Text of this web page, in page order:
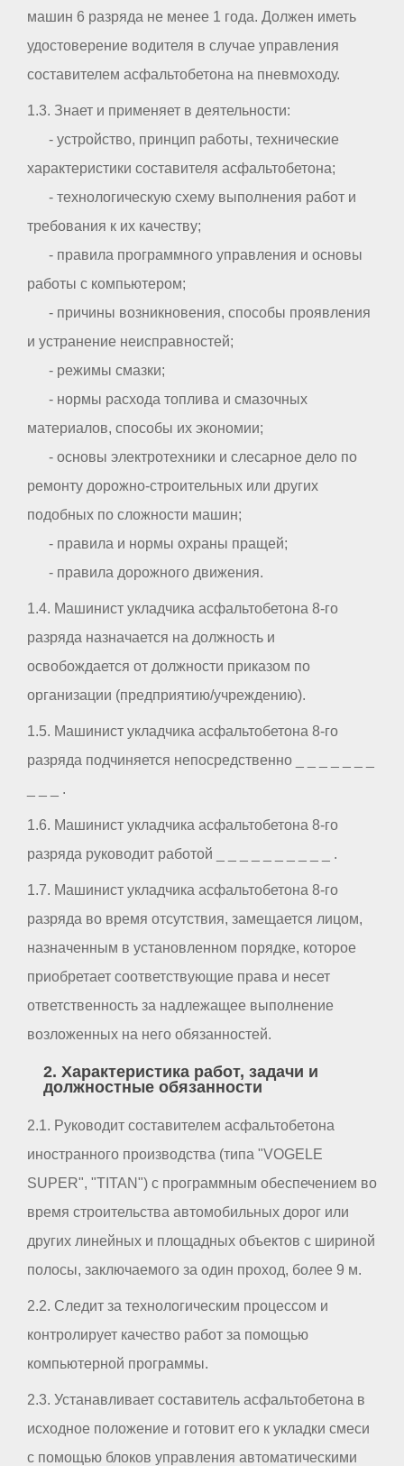
машин 6 разряда не менее 1 года. Должен иметь
удостоверение водителя в случае управления
составителем асфальтобетона на пневмоходу.
1.3. Знает и применяет в деятельности:
- устройство, принцип работы, технические
характеристики составителя асфальтобетона;
- технологическую схему выполнения работ и
требования к их качеству;
- правила программного управления и основы
работы с компьютером;
- причины возникновения, способы проявления
и устранение неисправностей;
- режимы смазки;
- нормы расхода топлива и смазочных
материалов, способы их экономии;
- основы электротехники и слесарное дело по
ремонту дорожно-строительных или других
подобных по сложности машин;
- правила и нормы охраны пращей;
- правила дорожного движения.
1.4. Машинист укладчика асфальтобетона 8-го
разряда назначается на должность и
освобождается от должности приказом по
организации (предприятию/учреждению).
1.5. Машинист укладчика асфальтобетона 8-го
разряда подчиняется непосредственно _ _ _ _ _ _ _
_ _ _ .
1.6. Машинист укладчика асфальтобетона 8-го
разряда руководит работой _ _ _ _ _ _ _ _ _ _ .
1.7. Машинист укладчика асфальтобетона 8-го
разряда во время отсутствия, замещается лицом,
назначенным в установленном порядке, которое
приобретает соответствующие права и несет
ответственность за надлежащее выполнение
возложенных на него обязанностей.
2. Характеристика работ, задачи и
должностные обязанности
2.1. Руководит составителем асфальтобетона
иностранного производства (типа "VOGELE
SUPER", "TITAN") с программным обеспечением во
время строительства автомобильных дорог или
других линейных и площадных объектов с шириной
полосы, заключаемого за один проход, более 9 м.
2.2. Следит за технологическим процессом и
контролирует качество работ за помощью
компьютерной программы.
2.3. Устанавливает составитель асфальтобетона в
исходное положение и готовит его к укладки смеси
с помощью блоков управления автоматическими